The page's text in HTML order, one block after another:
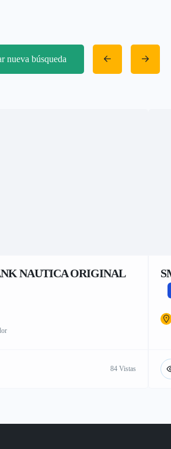
nueva búsqueda
NAUTICA ORIGINAL
84 Vistas